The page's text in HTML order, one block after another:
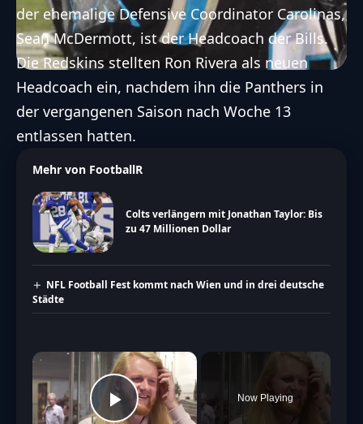
der ehemalige Defensive Coordinator Carolinas,
Sean McDermott, ist der Headcoach der Bills.
Die Redskins stellten Ron Rivera als neuen
Headcoach ein, nachdem ihn die Panthers in
der vergangenen Saison nach Woche 13
entlassen hatten.
Mehr von FootballR
Colts verlängern mit Jonathan Taylor: Bis
zu 47 Millionen Dollar
NFL Football Fest kommt nach Wien und in drei deutsche
Städte
×
Now Playing